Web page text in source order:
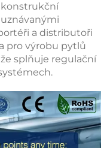
a distributoři
pro výrobu pytlů
splňuje regulační